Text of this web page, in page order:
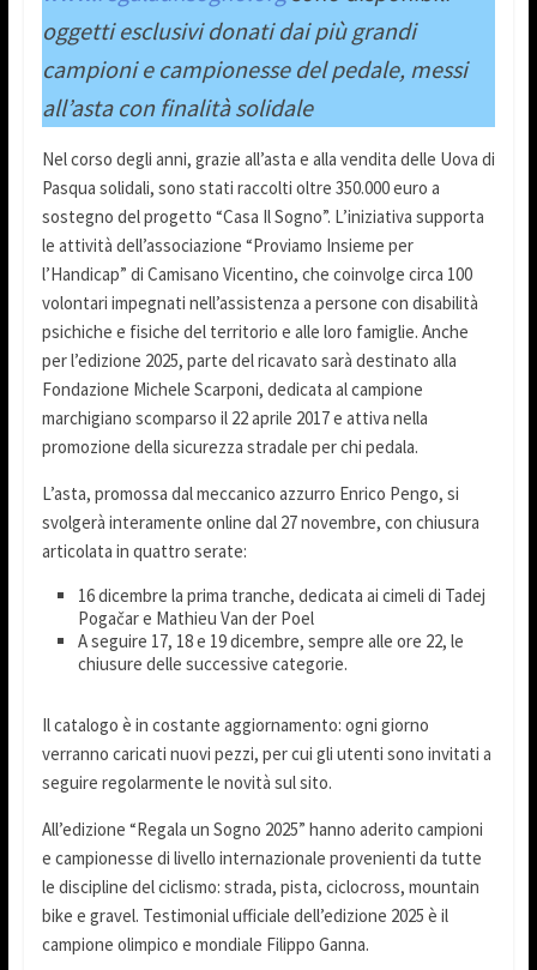
oggetti esclusivi donati dai più grandi
campioni e campionesse del pedale, messi
all’asta con finalità solidale
Nel corso degli anni, grazie all’asta e alla vendita delle Uova di
Pasqua solidali, sono stati raccolti oltre 350.000 euro a
sostegno del progetto “Casa Il Sogno”. L’iniziativa supporta
le attività dell’associazione “Proviamo Insieme per
l’Handicap” di Camisano Vicentino, che coinvolge circa 100
volontari impegnati nell’assistenza a persone con disabilità
psichiche e fisiche del territorio e alle loro famiglie. Anche
per l’edizione 2025, parte del ricavato sarà destinato alla
Fondazione Michele Scarponi, dedicata al campione
marchigiano scomparso il 22 aprile 2017 e attiva nella
promozione della sicurezza stradale per chi pedala.
L’asta, promossa dal meccanico azzurro Enrico Pengo, si
svolgerà interamente online dal 27 novembre, con chiusura
articolata in quattro serate:
16 dicembre la prima tranche, dedicata ai cimeli di Tadej
Pogačar e Mathieu Van der Poel
A seguire 17, 18 e 19 dicembre, sempre alle ore 22, le
chiusure delle successive categorie.
Il catalogo è in costante aggiornamento: ogni giorno
verranno caricati nuovi pezzi, per cui gli utenti sono invitati a
seguire regolarmente le novità sul sito.
All’edizione “Regala un Sogno 2025” hanno aderito campioni
e campionesse di livello internazionale provenienti da tutte
le discipline del ciclismo: strada, pista, ciclocross, mountain
bike e gravel. Testimonial ufficiale dell’edizione 2025 è il
campione olimpico e mondiale Filippo Ganna.